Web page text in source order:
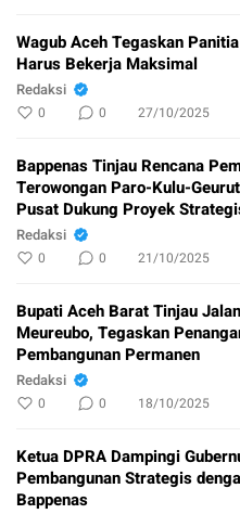
Wagub Aceh Tegaskan
Harus Bekerja Maksimal
Redaksi
0 0 27/10/2025
Bappenas Tinjau Rencana
Terowongan Paro-Kulu-
Pusat Dukung Proyek
Redaksi
0 0 21/10/2025
Bupati Aceh Barat Tinjau
Meureubo, Tegaskan
Pembangunan Permanen
Redaksi
0 0 18/10/2025
Ketua DPRA Dampingi
Pembangunan Strategis
Bappenas